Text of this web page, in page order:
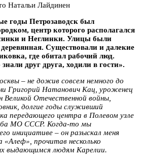
Натальи Лайдинен
годы Петрозаводск был
центр которого располагался
и Неглинки. Улицы были
Существовали и далекие
где обитал рабочий люд.
друг друга, ходили в гости».
– не дожив совсем немного до
Григорий Натанович Кац, уроженец
Великой Отечественной войны,
долгие годы служивший
передающего центра в Полевом узле
МО СССР. Когда-то мы
инициативе – он разыскал меня
прочитав несколько
выдающимся людям Карелии.